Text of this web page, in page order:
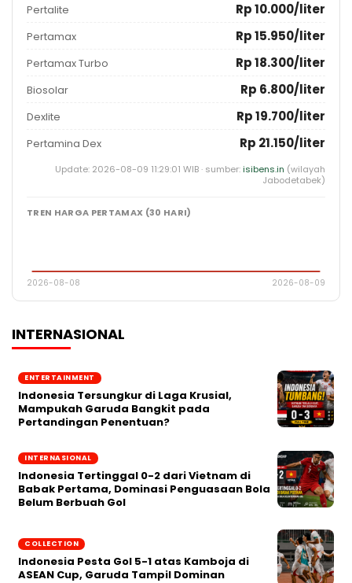
Pertalite Rp 10.000/liter
Pertamax Rp 15.950/liter
Pertamax Turbo Rp 18.300/liter
Biosolar Rp 6.800/liter
Dexlite Rp 19.700/liter
Pertamina Dex Rp 21.150/liter
Update: 2026-08-09 11:29:01 WIB · sumber:isibens.in (wilayah
Jabodetabek)
TREN HARGA PERTAMAX (30 HARI)
2026-08-08 2026-08-09
INTERNASIONAL
ENTERTAINMENT
Indonesia Tersungkur di Laga Krusial,
Mampukah Garuda Bangkit pada
Pertandingan Penentuan?
INTERNASIONAL
Indonesia Tertinggal 0-2 dari Vietnam di
Babak Pertama, Dominasi Penguasaan Bola
Belum Berbuah Gol
COLLECTION
Indonesia Pesta Gol 5-1 atas Kamboja di
ASEAN Cup, Garuda Tampil Dominan